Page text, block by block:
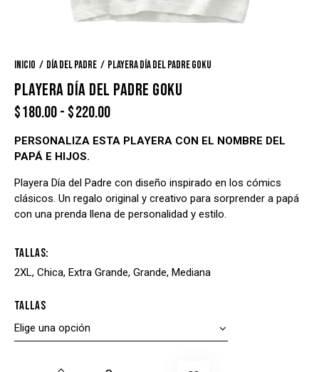
Inicio Día del Padre Playera Día del Padre Goku
PLAYERA DÍA DEL PADRE GOKU
$180.00- $220.00
PERSONALIZA ESTA PLAYERA CON EL NOMBRE DEL
PAPÁ E HIJOS.
Playera Día del Padre con diseño inspirado en los cómics
clásicos. Un regalo original y creativo para sorprender a papá
con una prenda llena de personalidad y estilo.
Tallas
2XL, Chica, Extra Grande, Grande, Mediana
Tallas